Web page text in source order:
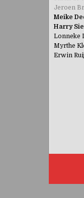
Jeroen
Meike
Harry
Lonneke
Myrthe
Erwin